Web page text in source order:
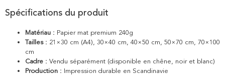
Spécifications du produit
Matériau : Papier mat premium 240g
Tailles : 21×30 cm (A4), 30×40 cm, 40×50 cm, 50×70 cm, 70×100
cm
Cadre : Vendu séparément (disponible en chêne, noir et blanc)
Production : Impression durable en Scandinavie